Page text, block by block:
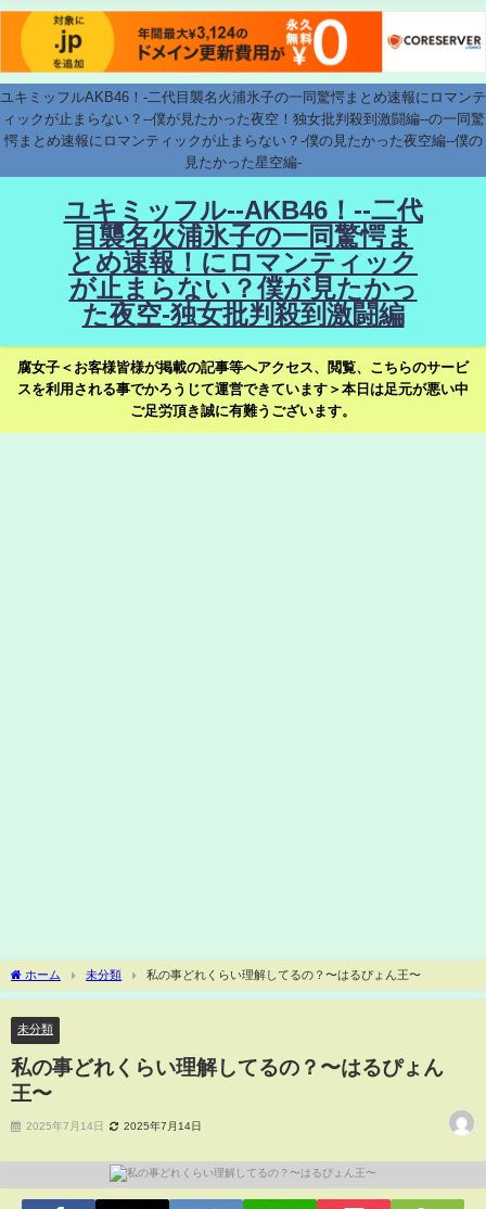
ユキミッフルAKB46！-二代目襲名火浦氷子の一同驚愕まとめ速報にロマンテ
ィックが止まらない？--僕が見たかった夜空！独女批判殺到激闘編--の一同驚
愕まとめ速報にロマンティックが止まらない？-僕の見たかった夜空編--僕の
見たかった星空編-
ユキミッフル--AKB46！--二代
目襲名火浦氷子の一同驚愕ま
とめ速報！にロマンティック
が止まらない？僕が見たかっ
た夜空-独女批判殺到激闘編
腐女子＜お客様皆様が掲載の記事等へアクセス、閲覧、こちらのサービ
スを利用される事でかろうじて運営できています＞本日は足元が悪い中
ご足労頂き誠に有難うございます。
ホーム 未分類 私の事どれくらい理解してるの？〜はるぴょん王〜
未分類
私の事どれくらい理解してるの？〜はるぴょん
王〜
2025年7月14日 2025年7月14日